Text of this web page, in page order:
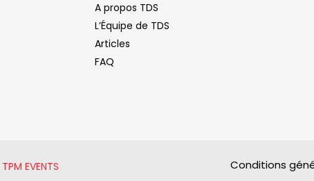
A propos TDS
L’Équipe de TDS
Articles
FAQ
TPM EVENTS Conditions